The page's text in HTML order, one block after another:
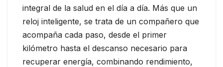
integral de la salud en el día a día. Más que un
reloj inteligente, se trata de un compañero que
acompaña cada paso, desde el primer
kilómetro hasta el descanso necesario para
recuperar energía, combinando rendimiento,